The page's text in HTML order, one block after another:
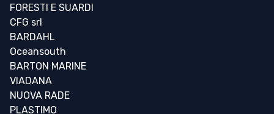
FORESTI E SUARDI
CFG srl
BARDAHL
Oceansouth
BARTON MARINE
VIADANA
NUOVA RADE
PLASTIMO